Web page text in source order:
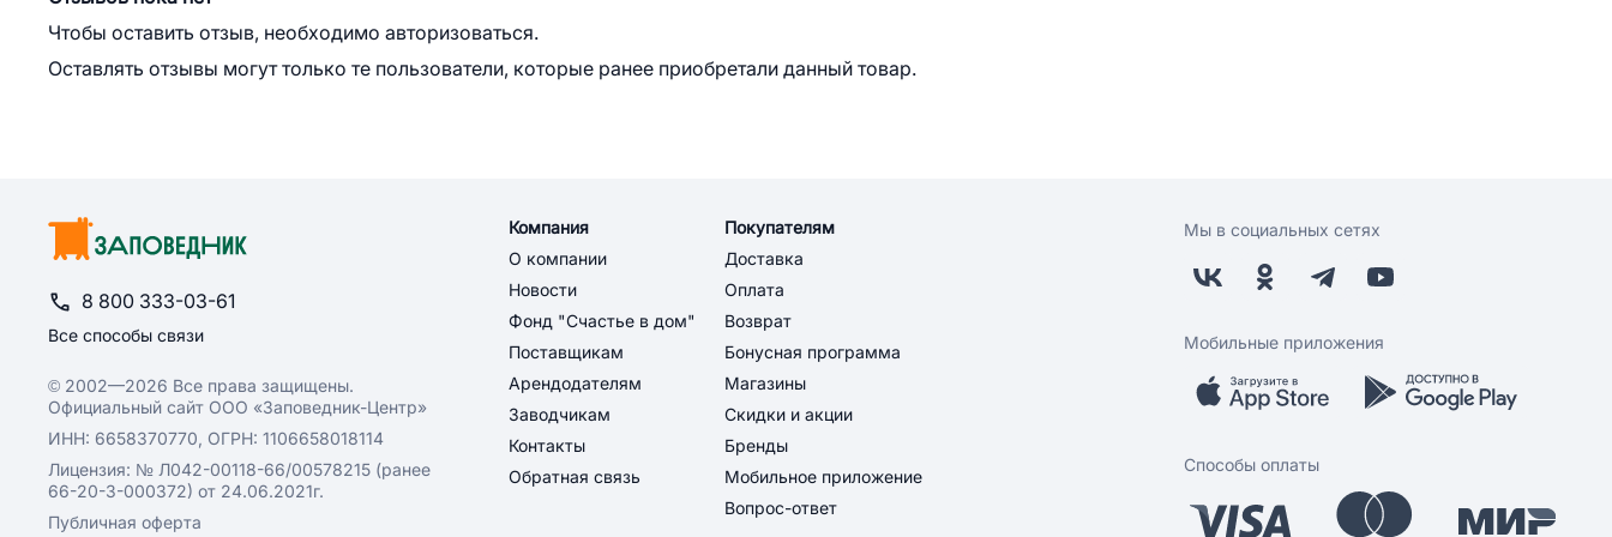
Чтобы оставить отзыв, необходимо авторизоваться.
Оставлять отзывы могут только те пользователи, которые ранее приобретали данный товар.
8 800 333-03-61
Все способы связи
© 2002—2026 Все права защищены.
Официальный сайт ООО «Заповедник-Центр»
ИНН: 6658370770, ОГРН: 1106658018114
Лицензия: № Л042-00118-66/00578215 (ранее
66-20-3-000372) от 24.06.2021г.
Публичная оферта
Компания
О компании
Новости
Фонд "Счастье в дом"
Поставщикам
Арендодателям
Заводчикам
Контакты
Обратная связь
Покупателям
Доставка
Оплата
Возврат
Бонусная программа
Магазины
Скидки и акции
Бренды
Мобильное приложение
Вопрос-ответ
Мы в социальных сетях
Мобильные приложения
Способы оплаты